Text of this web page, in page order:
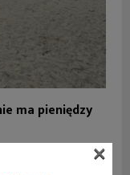
ma pieniędzy
×